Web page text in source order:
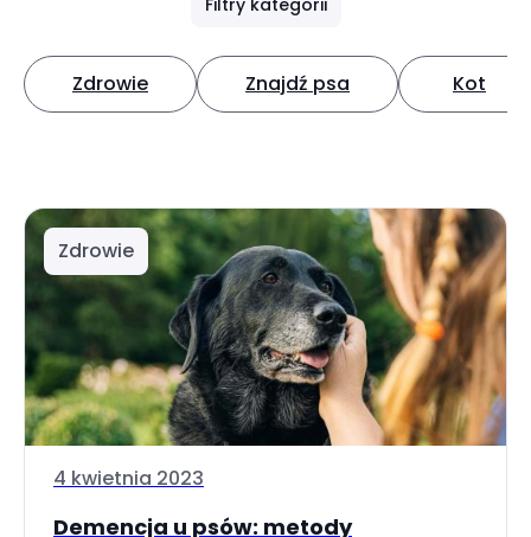
Filtry kategorii
Zdrowie Znajdź psa Kot
Zdrowie
4 kwietnia 2023
Demencja u psów: metody